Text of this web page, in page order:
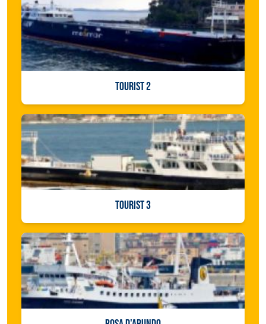
TOURIST 2
TOURIST 3